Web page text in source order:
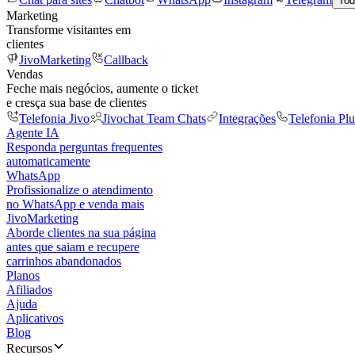
Marketing
Transforme visitantes em
clientes
JivoMarketing
Callback
Vendas
Feche mais negócios, aumente o ticket
e cresça sua base de clientes
Telefonia Jivo
Jivochat Team Chats Integrações Telefonia
Agente IA
Responda perguntas frequentes
automaticamente
WhatsApp
Profissionalize o atendimento
no WhatsApp e venda mais
JivoMarketing
Aborde clientes na sua página
antes que saiam e recupere
carrinhos abandonados
Planos
Afiliados
Ajuda
Aplicativos
Blog
Recursos